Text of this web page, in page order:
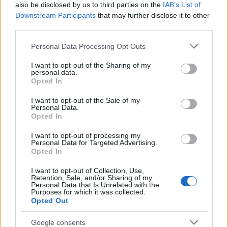
also be disclosed by us to third parties on the IAB’s List of
Downstream Participants that may further disclose it to other
Please note that this website/app uses one or more Google
not limited to your visit or usage behaviour. You may click to
grant or deny consent to Google and its third-party tags to
use your data for below specified purposes in below Google
consent section.
Personal Data Processing Opt Outs
I want to opt-out of the Sharing of my
personal data.
Opted In
I want to opt-out of the Sale of my
Personal Data.
Opted In
I want to opt-out of processing my
Personal Data for Targeted Advertising.
Opted In
I want to opt-out of Collection, Use,
Retention, Sale, and/or Sharing of my
Personal Data that Is Unrelated with the
Purposes for which it was collected.
Opted Out
Google consents
AUTORE